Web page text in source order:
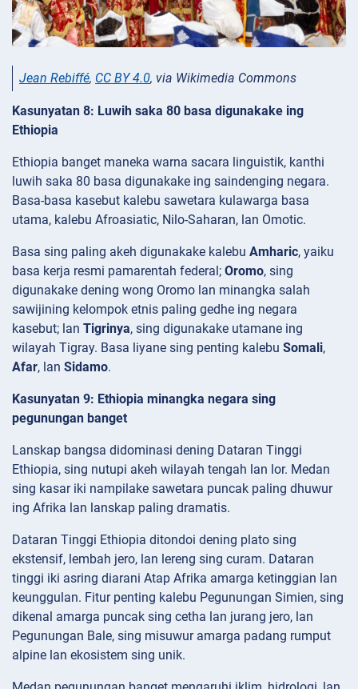
Jean Rebiffé, CC BY 4.0, via Wikimedia Commons
Kasunyatan 8: Luwih saka 80 basa digunakake ing
Ethiopia
Ethiopia banget maneka warna sacara linguistik, kanthi
luwih saka 80 basa digunakake ing saindenging negara.
Basa-basa kasebut kalebu sawetara kulawarga basa
utama, kalebu Afroasiatic, Nilo-Saharan, lan Omotic.
Basa sing paling akeh digunakake kalebu Amharic, yaiku
basa kerja resmi pamarentah federal; Oromo, sing
digunakake dening wong Oromo lan minangka salah
sawijining kelompok etnis paling gedhe ing negara
kasebut; lan Tigrinya, sing digunakake utamane ing
wilayah Tigray. Basa liyane sing penting kalebu Somali,
Afar, lan Sidamo.
Kasunyatan 9: Ethiopia minangka negara sing
pegunungan banget
Lanskap bangsa didominasi dening Dataran Tinggi
Ethiopia, sing nutupi akeh wilayah tengah lan lor. Medan
sing kasar iki nampilake sawetara puncak paling dhuwur
ing Afrika lan lanskap paling dramatis.
Dataran Tinggi Ethiopia ditondoi dening plato sing
ekstensif, lembah jero, lan lereng sing curam. Dataran
tinggi iki asring diarani Atap Afrika amarga ketinggian lan
keunggulan. Fitur penting kalebu Pegunungan Simien, sing
dikenal amarga puncak sing cetha lan jurang jero, lan
Pegunungan Bale, sing misuwur amarga padang rumput
alpine lan ekosistem sing unik.